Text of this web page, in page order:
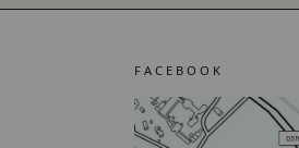
FACEBOOK